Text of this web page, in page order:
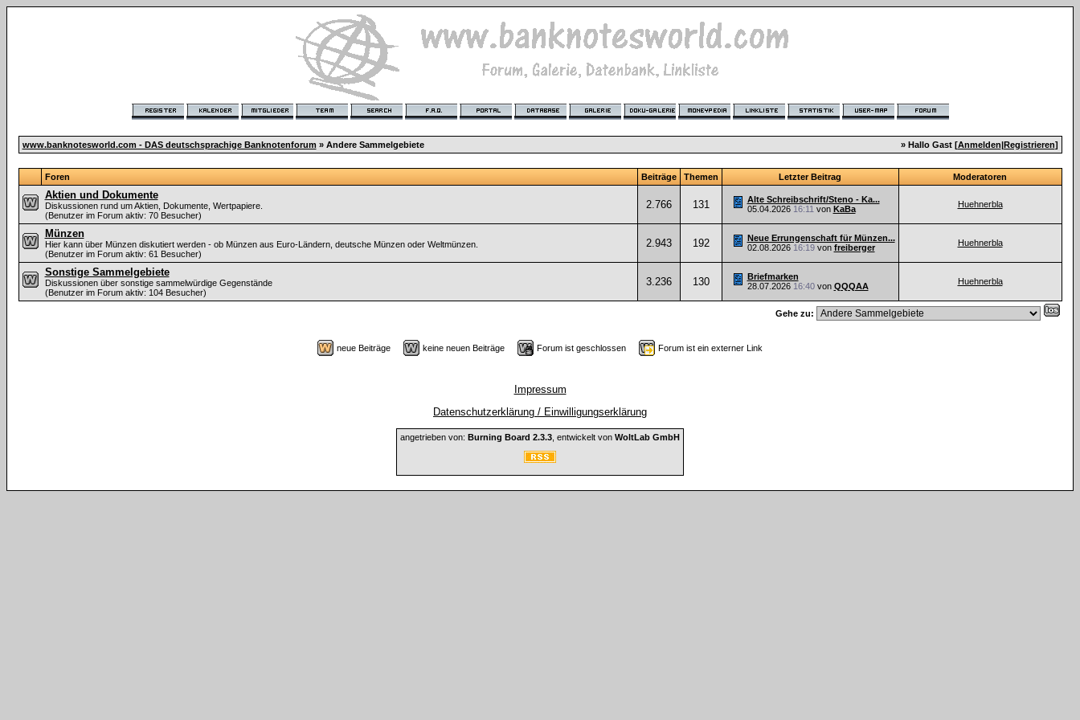
www.banknotesworld.com - DAS deutschsprachige Banknotenforum » Andere Sammelgebiete » Hallo Gast [Anmelden|Registrieren]
Foren Beiträge Themen Letzter Beitrag Moderatoren
Aktien und Dokumente
Diskussionen rund um Aktien, Dokumente, Wertpapiere.
(Benutzer im Forum aktiv: 70 Besucher)
2.766 131
Alte Schreibschrift/Steno - Ka...
05.04.2026 16:11 von KaBa Huehnerbla
Münzen
Hier kann über Münzen diskutiert werden - ob Münzen aus Euro-Ländern, deutsche Münzen oder Weltmünzen.
(Benutzer im Forum aktiv: 61 Besucher)
2.943 192
Neue Errungenschaft für Münzen...
02.08.2026 16:19von freiberger Huehnerbla
Sonstige Sammelgebiete
Diskussionen über sonstige sammelwürdige Gegenstände
(Benutzer im Forum aktiv: 104 Besucher)
3.236 130
Briefmarken
28.07.2026 16:40von QQQAA Huehnerbla
Gehe zu:
neue Beiträge keine neuen Beiträge Forum ist geschlossen Forum ist ein externer Link
Impressum
Datenschutzerklärung / Einwilligungserklärung
angetrieben von: Burning Board 2.3.3 , entwickelt von WoltLab GmbH